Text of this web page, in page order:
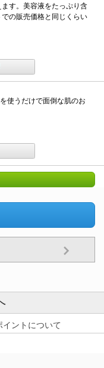
す。美容液をたっぷり含
の販売価格と同じくらい
使うだけで面倒な肌のお
イントについて